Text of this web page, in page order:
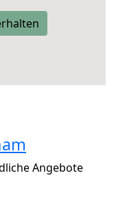
Angebote